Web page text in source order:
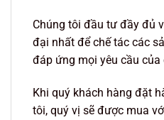
Chúng tôi đầu tư đầy đủ
đại nhất để chế tác các
đáp ứng mọi yêu cầu của
Khi quý khách hàng đặt
tôi, quý vị sẽ được mua